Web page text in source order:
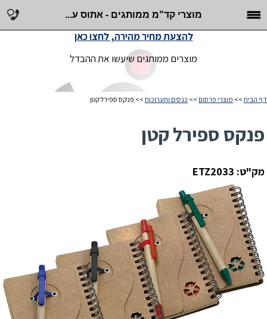
מוצרי קד"מ ממותגים - אתוס ע...
מוצרים ממותגים שיעשו את ההבדל
להצעת מחיר מהירה, לחצו כאן
דף הבית >> מוצרי פרסום >> כנסים ותערוכות >> פנקס ספירל קטן
פנקס ספירל קטן
מק"ט: ETZ2033